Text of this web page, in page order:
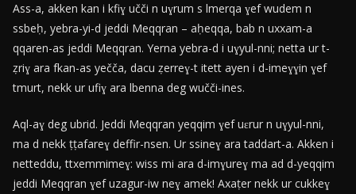
Ass-a, akken kan i kfiɣ učči n uɣrum s lmerqa ɣef wudem n
ssbeḥ, yebra-yi-d jeddi Meqqran – aḥeqqa, bab n uxxam-a
qqaren-as jeddi Meqqran. Yerna yebra-d i uɣyul-nni; netta ur t-
ẓriɣ ara fkan-as yečča, dacu ẓerreɣ-t itett ayen i d-imeɣɣin ɣef
tmurt, nekk ur ufiɣ ara lbenna deg wučči-ines.
Aql-aɣ deg ubrid. Jeddi Meqqran yeqqim ɣef uɛrur n uɣyul-nni,
ma d nekk ṭṭafareɣ deffir-nsen. Ur ssineɣ ara taddart-a. Akken i
netteddu, ttxemmimeɣ: wiss mi ara d-imɣureɣ ma ad d-yeqqim
jeddi Meqqran ɣef uzagur-iw neɣ amek! Axaṭer nekk ur cukkeɣ